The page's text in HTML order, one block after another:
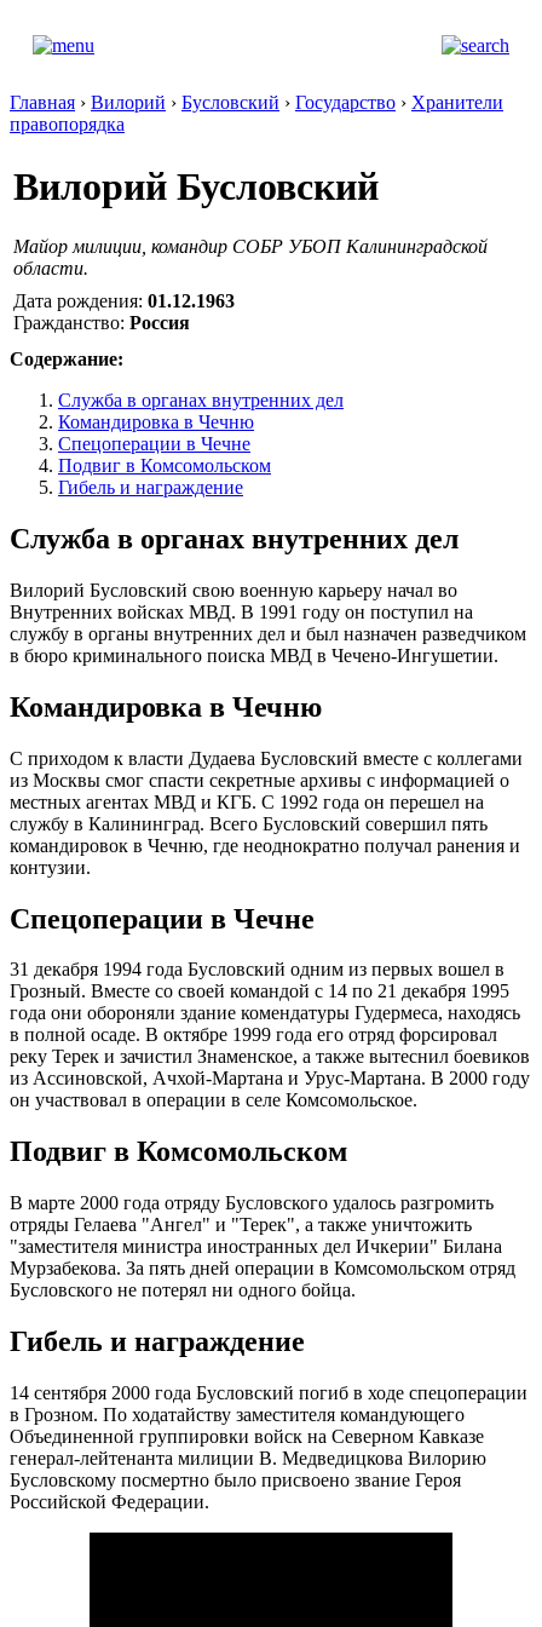
Главная › Вилорий › Бусловский › Государство › Хранители
правопорядка
Вилорий Бусловский
Майор милиции, командир СОБР УБОП Калининградской
области.
Дата рождения: 01.12.1963
Гражданство: Россия
Содержание:
Служба в органах внутренних дел
Командировка в Чечню
Спецоперации в Чечне
Подвиг в Комсомольском
Гибель и награждение
Служба в органах внутренних дел
Вилорий Бусловский свою военную карьеру начал во
Внутренних войсках МВД. В 1991 году он поступил на
службу в органы внутренних дел и был назначен разведчиком
в бюро криминального поиска МВД в Чечено-Ингушетии.
Командировка в Чечню
С приходом к власти Дудаева Бусловский вместе с коллегами
из Москвы смог спасти секретные архивы с информацией о
местных агентах МВД и КГБ. С 1992 года он перешел на
службу в Калининград. Всего Бусловский совершил пять
командировок в Чечню, где неоднократно получал ранения и
контузии.
Спецоперации в Чечне
31 декабря 1994 года Бусловский одним из первых вошел в
Грозный. Вместе со своей командой с 14 по 21 декабря 1995
года они обороняли здание комендатуры Гудермеса, находясь
в полной осаде. В октябре 1999 года его отряд форсировал
реку Терек и зачистил Знаменское, а также вытеснил боевиков
из Ассиновской, Ачхой-Мартана и Урус-Мартана. В 2000 году
он участвовал в операции в селе Комсомольское.
Подвиг в Комсомольском
В марте 2000 года отряду Бусловского удалось разгромить
отряды Гелаева "Ангел" и "Терек", а также уничтожить
"заместителя министра иностранных дел Ичкерии" Билана
Мурзабекова. За пять дней операции в Комсомольском отряд
Бусловского не потерял ни одного бойца.
Гибель и награждение
14 сентября 2000 года Бусловский погиб в ходе спецоперации
в Грозном. По ходатайству заместителя командующего
Объединенной группировки войск на Северном Кавказе
генерал-лейтенанта милиции В. Медведицкова Вилорию
Бусловскому посмертно было присвоено звание Героя
Российской Федерации.